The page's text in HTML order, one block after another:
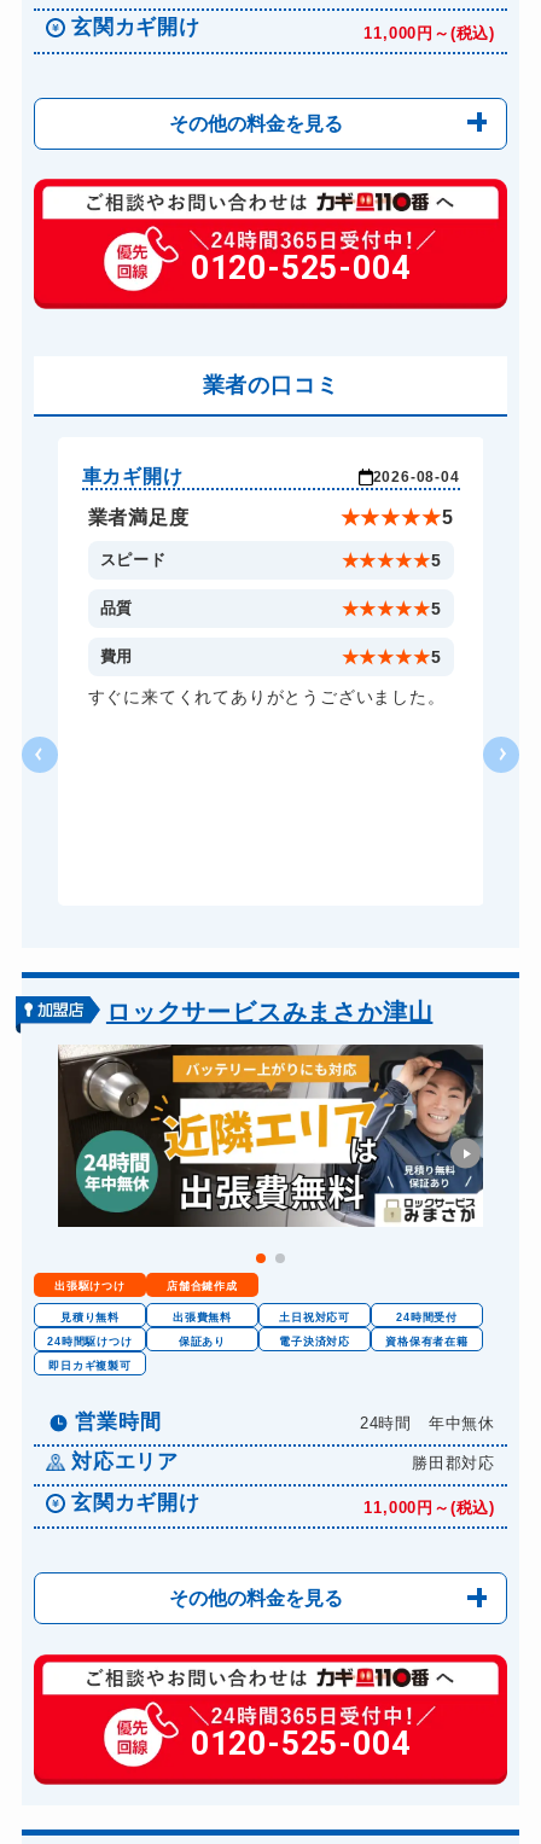
玄関カギ開け 11,000円～(税込)
その他の料金を見る
玄関カギ修理 6,600円～(税込)
玄関カギ作成 14,300円～(税込)
玄関カギ交換 14,300円～(税込)
スーツケースカギ作成
金庫カギ修理 11,000円～(税込)
金庫カギ交換 11,000円～(税込)
ロッカーカギ開け 8,800円～(税込)
ドアノブカギ開け 10,780円～(税込)
8,800円～(税込)
11,000円～(税込)
0120-525-004
業者の口コミ
車カギ開け 2026-08-04
業者満足度 ★★★★★5
スピード ★★★★★5
品質 ★★★★★5
費用 ★★★★★5
すぐに来てくれてありがとうございました。
ロックサービスみまさか津山
出張駆けつけ 店舗合鍵作成
見積り無料 出張費無料 土日祝対応可
24時間受付
24時間駆けつけ
保証あり 電子決済対応
資格保有者在籍
即日カギ複製可
営業時間 24時間 年中無休
対応エリア 勝田郡対応
玄関カギ開け 11,000円～(税込)
その他の料金を見る
玄関カギ複製 1000円(税込)～
玄関カギ開け 11,000円～(税込)
玄関カギ修理 6,600円～(税込)
0120-525-004